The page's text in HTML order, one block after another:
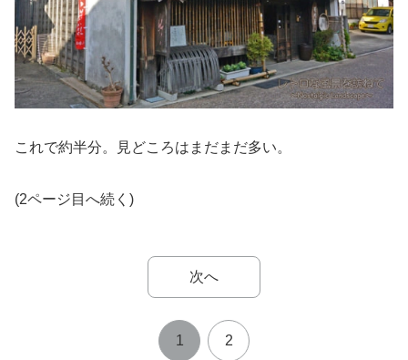
これで約半分。見どころはまだまだ多い。
(2ページ目へ続く)
次へ
1 2